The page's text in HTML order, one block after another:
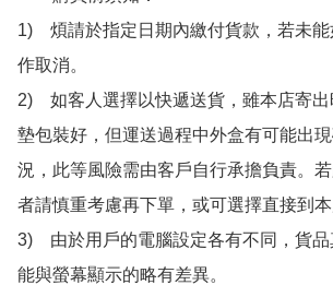
1)　煩請於指定日期內繳付貨款，若未
作取消。
2)　如客人選擇以快遞送貨，雖本店寄
墊包裝好，但運送過程中外盒有可能出
況，此等風險需由客戶自行承擔負責。
者請慎重考慮再下單，或可選擇直接到本
3)　由於用戶的電腦設定各有不同，貨
能與螢幕顯示的略有差異。